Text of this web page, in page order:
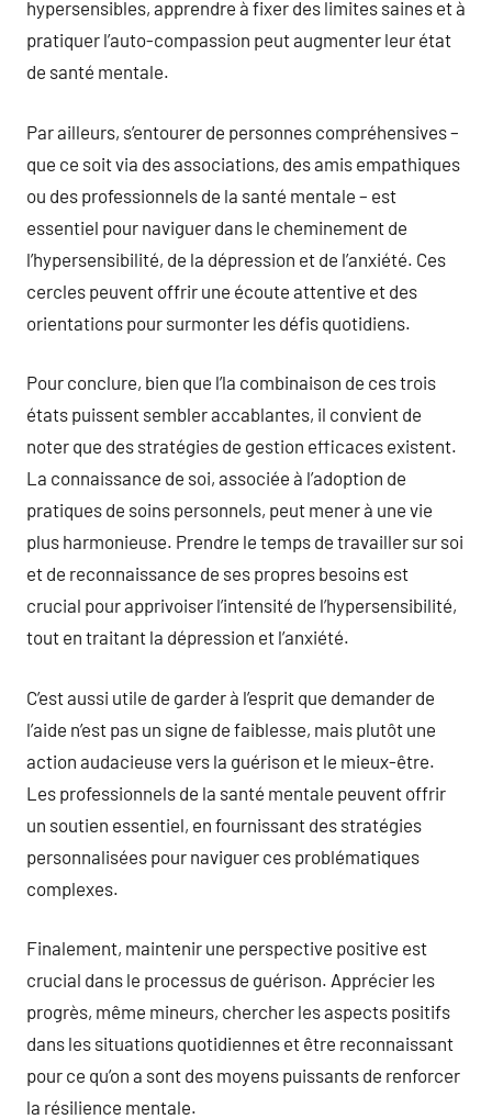
hypersensibles, apprendre à fixer des limites saines et à
pratiquer l’auto-compassion peut augmenter leur état
de santé mentale.
Par ailleurs, s’entourer de personnes compréhensives –
que ce soit via des associations, des amis empathiques
ou des professionnels de la santé mentale – est
essentiel pour naviguer dans le cheminement de
l’hypersensibilité, de la dépression et de l’anxiété. Ces
cercles peuvent offrir une écoute attentive et des
orientations pour surmonter les défis quotidiens.
Pour conclure, bien que l’la combinaison de ces trois
états puissent sembler accablantes, il convient de
noter que des stratégies de gestion efficaces existent.
La connaissance de soi, associée à l’adoption de
pratiques de soins personnels, peut mener à une vie
plus harmonieuse. Prendre le temps de travailler sur soi
et de reconnaissance de ses propres besoins est
crucial pour apprivoiser l’intensité de l’hypersensibilité,
tout en traitant la dépression et l’anxiété.
C’est aussi utile de garder à l’esprit que demander de
l’aide n’est pas un signe de faiblesse, mais plutôt une
action audacieuse vers la guérison et le mieux-être.
Les professionnels de la santé mentale peuvent offrir
un soutien essentiel, en fournissant des stratégies
personnalisées pour naviguer ces problématiques
complexes.
Finalement, maintenir une perspective positive est
crucial dans le processus de guérison. Apprécier les
progrès, même mineurs, chercher les aspects positifs
dans les situations quotidiennes et être reconnaissant
pour ce qu’on a sont des moyens puissants de renforcer
la résilience mentale.